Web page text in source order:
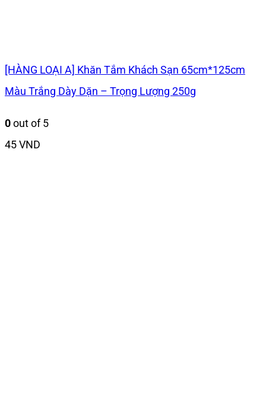
[HÀNG LOẠI A] Khăn Tắm Khách Sạn 65cm*125cm
Màu Trắng Dày Dặn – Trọng Lượng 250g
0out of 5
45VND